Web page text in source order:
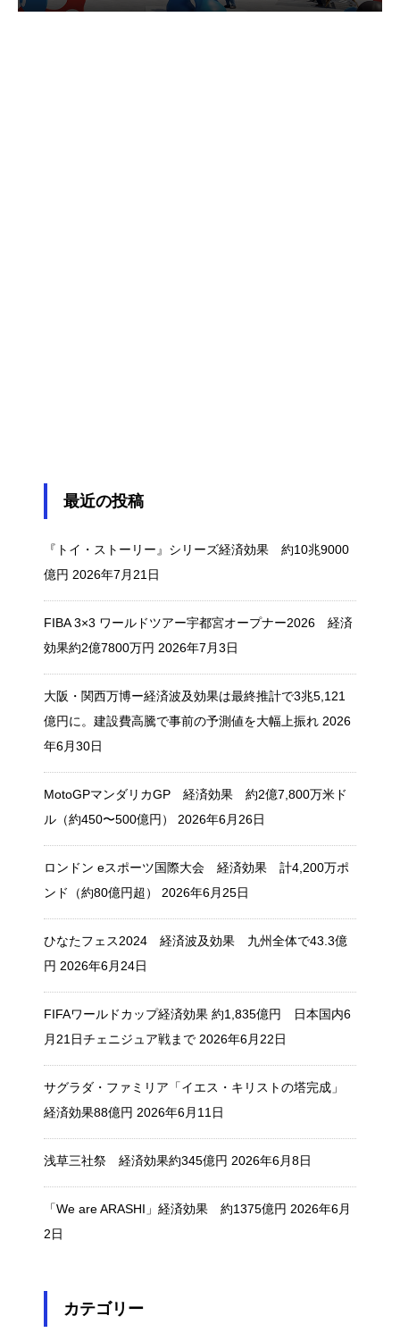
最近の投稿
『トイ・ストーリー』シリーズ経済効果 約10兆9000
億円 2026年7月21日
FIBA 3×3 ワールドツアー宇都宮オープナー2026 経済
効果約2億7800万円 2026年7月3日
大阪・関西万博ー経済波及効果は最終推計で3兆5,121
億円に。建設費高騰で事前の予測値を大幅上振れ 2026
年6月30日
MotoGPマンダリカGP 経済効果 約2億7,800万米ド
ル（約450〜500億円）
2026年6月26日
ロンドン eスポーツ国際大会 経済効果 計4,200万ポ
ンド（約80億円超）
2026年6月25日
ひなたフェス2024 経済波及効果 九州全体で43.3億
円 2026年6月24日
FIFAワールドカップ経済効果 約1,835億円 日本国内6
月21日チェニジュア戦まで 2026年6月22日
サグラダ・ファミリア「イエス・キリストの塔完成」
経済効果88億円 2026年6月11日
浅草三社祭 経済効果約345億円 2026年6月8日
「We are ARASHI」経済効果 約1375億円 2026年6月
2日
カテゴリー